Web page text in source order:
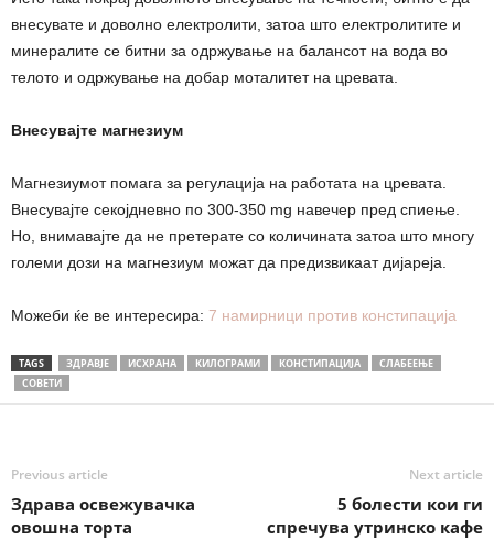
внесувате и доволно електролити, затоа што електролитите и
минералите се битни за одржување на балансот на вода во
телото и одржување на добар моталитет на цревата.
Внесувајте магнезиум
Магнезиумот помага за регулација на работата на цревата.
Внесувајте секојдневно по 300-350 mg навечер пред спиење.
Но, внимавајте да не претерате со количината затоа што многу
големи дози на магнезиум можат да предизвикаат дијареја.
Можеби ќе ве интересира: 7 намирници против констипација
TAGS ЗДРАВЈЕ ИСХРАНА КИЛОГРАМИ КОНСТИПАЦИЈА
СЛАБЕЕЊЕ
СОВЕТИ
Previous article
Здрава освежувачка
овошна торта
Next article
5 болести кои ги
спречува утринско кафе